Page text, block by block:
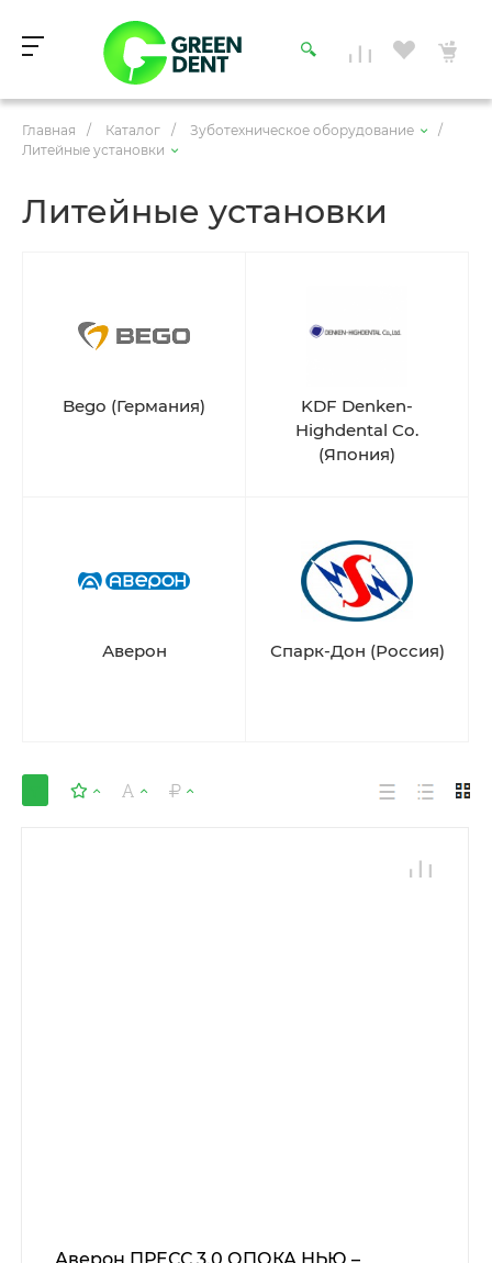
Главная / Каталог / Зуботехническое оборудование
/
Литейные установки
Литейные установки
Bego (Германия)
KDF Denken-
Highdental Co.
(Япония)
Аверон Спарк-Дон (Россия)